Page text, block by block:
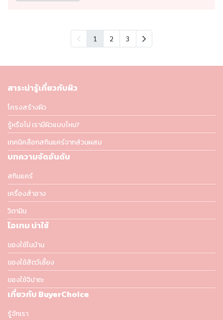
1 2 3
สาระน่ารู้เกี่ยวกับผิว
โครงสร้างผิว
รู้หรือไม่ เรามีผิวแบบไหน?
เทคนิคลือกสกินแคร์จากส่วนผสม
บทความจัดอันดับ
สกินแคร์
เครื่องสำอาง
วิตามิน
ไอเทม น่าใช้
ของใช้ในบ้าน
ของใช้สัตว์เลี้ยง
ของใช้จิปาถะ
เกี่ยวกับ BuyerChoice
รู้จักเรา